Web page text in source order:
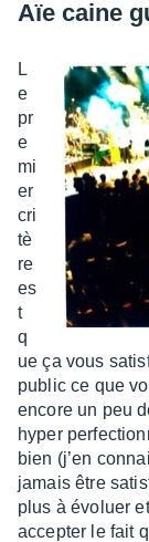
Aïe caine
L
e
pr
e
mi
er
cri
tè
re
es
t
q
ue ça vous
public ce que
encore un peu
hyper
bien (j’en
jamais être
plus à évoluer
accep­ter le fait